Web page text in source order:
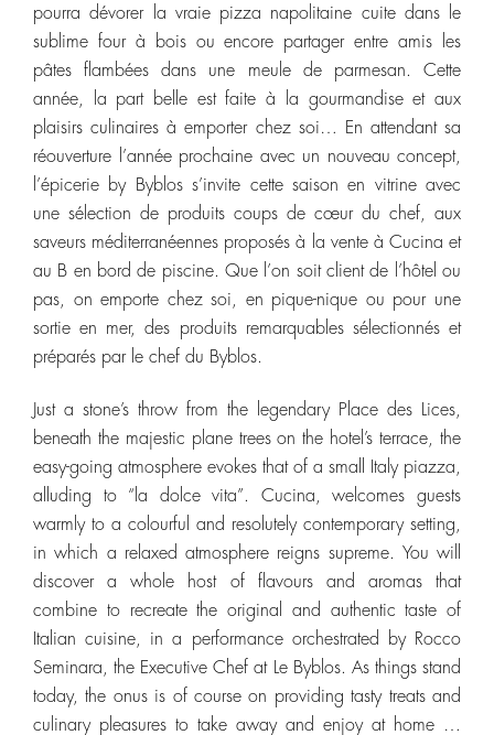
pourra dévorer la vraie pizza napolitaine cuite dans le
sublime four à bois ou encore partager entre amis les
pâtes flambées dans une meule de parmesan. Cette
année, la part belle est faite à la gourmandise et aux
plaisirs culinaires à emporter chez soi… En attendant sa
réouverture l’année prochaine avec un nouveau concept,
l’épicerie by Byblos s’invite cette saison en vitrine avec
une sélection de produits coups de cœur du chef, aux
saveurs méditerranéennes proposés à la vente à Cucina et
au B en bord de piscine. Que l’on soit client de l’hôtel ou
pas, on emporte chez soi, en pique-nique ou pour une
sortie en mer, des produits remarquables sélectionnés et
préparés par le chef du Byblos.
Just a stone’s throw from the legendary Place des Lices,
beneath the majestic plane trees on the hotel’s terrace, the
easy-going atmosphere evokes that of a small Italy piazza,
alluding to “la dolce vita”. Cucina, welcomes guests
warmly to a colourful and resolutely contemporary setting,
in which a relaxed atmosphere reigns supreme. You will
discover a whole host of flavours and aromas that
combine to recreate the original and authentic taste of
Italian cuisine, in a performance orchestrated by Rocco
Seminara, the Executive Chef at Le Byblos. As things stand
today, the onus is of course on providing tasty treats and
culinary pleasures to take away and enjoy at home …